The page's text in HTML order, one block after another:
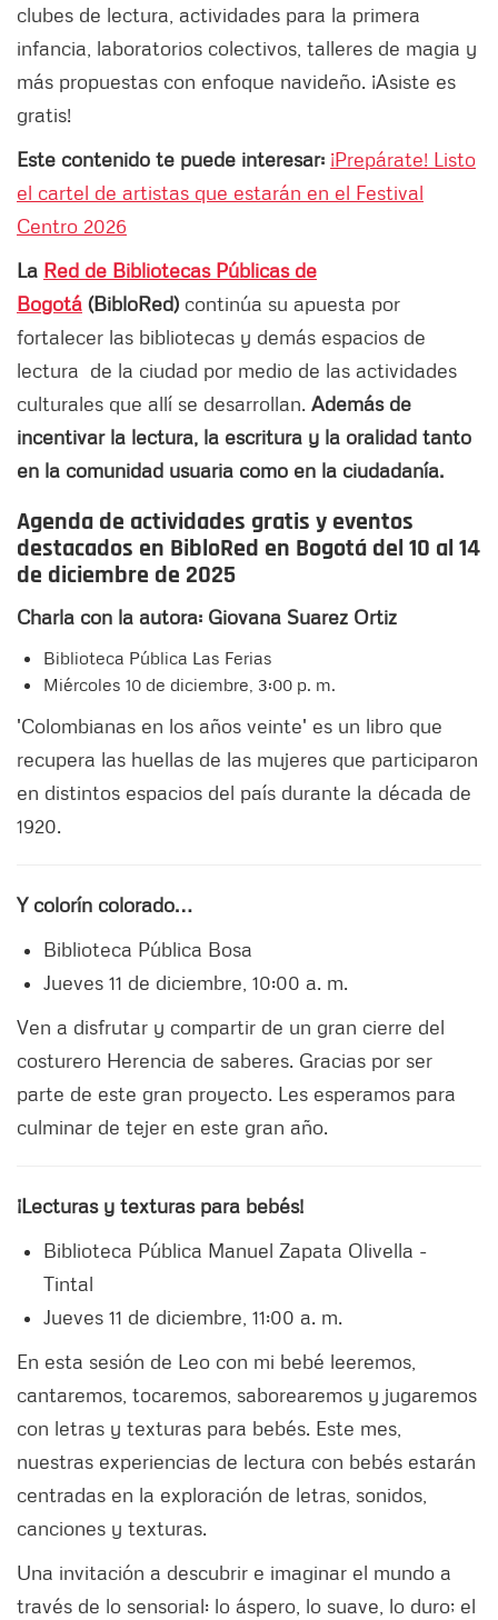
clubes de lectura, actividades para la primera
infancia, laboratorios colectivos, talleres de magia y
más propuestas con enfoque navideño. ¡Asiste es
gratis!
Este contenido te puede interesar: ¡Prepárate! Listo
el cartel de artistas que estarán en el Festival
Centro 2026
La Red de Bibliotecas Públicas de
Bogotá (BibloRed) continúa su apuesta por
fortalecer las bibliotecas y demás espacios de
lectura de la ciudad por medio de las actividades
culturales que allí se desarrollan. Además de
incentivar la lectura, la escritura y la oralidad tanto
en la comunidad usuaria como en la ciudadanía.
Agenda de actividades gratis y eventos
destacados en BibloRed en Bogotá del 10 al 14
de diciembre de 2025
Charla con la autora: Giovana Suarez Ortiz
Biblioteca Pública Las Ferias
Miércoles 10 de diciembre, 3:00 p. m.
'Colombianas en los años veinte' es un libro que
recupera las huellas de las mujeres que participaron
en distintos espacios del país durante la década de
1920.
Y colorín colorado…
Biblioteca Pública Bosa
Jueves 11 de diciembre, 10:00 a. m.
Ven a disfrutar y compartir de un gran cierre del
costurero Herencia de saberes. Gracias por ser
parte de este gran proyecto. Les esperamos para
culminar de tejer en este gran año.
¡Lecturas y texturas para bebés!
Biblioteca Pública Manuel Zapata Olivella -
Tintal
Jueves 11 de diciembre, 11:00 a. m.
En esta sesión de Leo con mi bebé leeremos,
cantaremos, tocaremos, saborearemos y jugaremos
con letras y texturas para bebés. Este mes,
nuestras experiencias de lectura con bebés estarán
centradas en la exploración de letras, sonidos,
canciones y texturas.
Una invitación a descubrir e imaginar el mundo a
través de lo sensorial: lo áspero, lo suave, lo duro; el